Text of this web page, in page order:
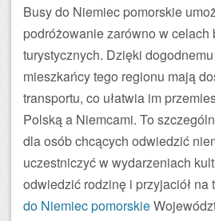
Busy do Niemiec pomorskie
podróżowanie zarówno w celach
turystycznych. Dzięki
mieszkańcy tego regionu mają
transportu, co ułatwia im
Polską a Niemcami. To
dla osób chcących odwiedzić
uczestniczyć w wydarzeniach
odwiedzić rodzinę i przyjaciół na
do Niemiec pomorskie